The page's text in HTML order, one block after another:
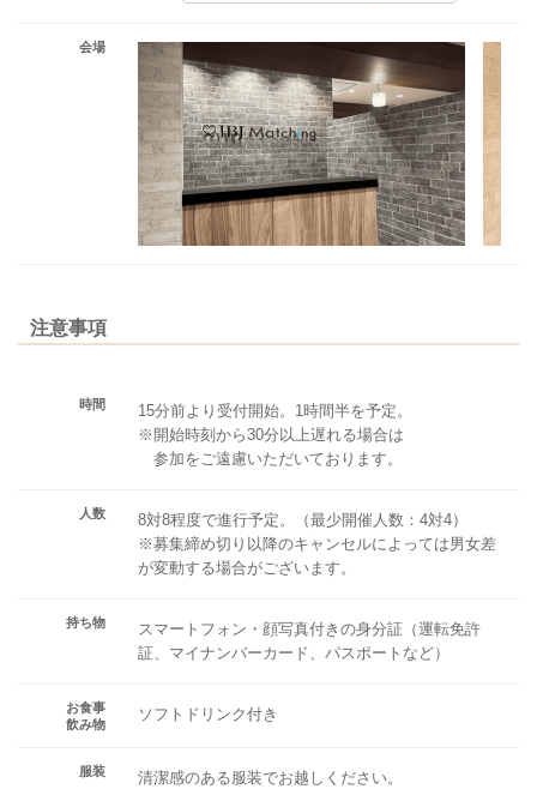
会場
注意事項
時間
15分前より受付開始。1時間半を予定。
※開始時刻から30分以上遅れる場合は
参加をご遠慮いただいております。
人数
8対8程度で進行予定。（最少開催人数：4対4）
※募集締め切り以降のキャンセルによっては男女差
が変動する場合がございます。
持ち物
スマートフォン・顔写真付きの身分証（運転免許
証、マイナンバーカード、パスポートなど）
お食事
飲み物
ソフトドリンク付き
服装 清潔感のある服装でお越しください。